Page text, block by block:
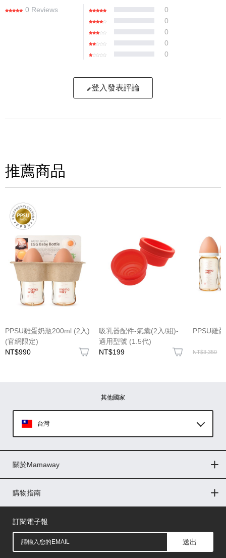
0 Reviews
0
0
0
0
0
登入發表評論
(圖片格式限jpg、jpeg)
推薦商品
PPSU雞蛋奶瓶200ml (2入)
(官網限定)
NT$990
吸乳器配件-氣囊(2入/組)-
適用型號 (1.5代)
NT$199
PPSU雞
NT$3,350
其他國家
台灣
印尼
馬來西亞
關於Mamaway
門市據點
最新消息
品牌故事
人力招募
媒體花絮
隱私權聲明
CSR企業社會責任
購物指南
購物常見問題
退換貨問題
儲值金使用條款
購買儲值金
發票問題
會員權益
線上留言
吸乳器-免費體驗
訂閱電子報
送出